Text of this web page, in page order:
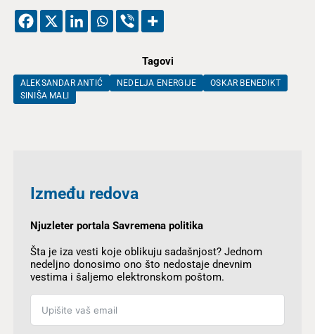
Tagovi
ALEKSANDAR ANTIĆ NEDELJA ENERGIJE
OSKAR BENEDIKT
SINIŠA MALI
Između redova
Njuzleter portala Savremena politika
Šta je iza vesti koje oblikuju sadašnjost? Jednom
nedeljno donosimo ono što nedostaje dnevnim
vestima i šaljemo elektronskom poštom.